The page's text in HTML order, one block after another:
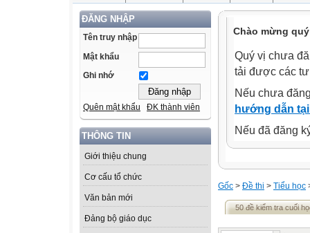
ĐĂNG NHẬP
Tên truy nhập
Mật khẩu
Ghi nhớ
Quên mật khẩu ĐK thành viên
THÔNG TIN
Giới thiệu chung
Cơ cấu tổ chức
Văn bản mới
Đảng bộ giáo dục
Chào mừng
Quý vị chưa
tải được các
Nếu chưa
hướng dẫn
Nếu đã đăng
Gốc > Đề thi > Tiểu học
50 đề kiểm tra cuối